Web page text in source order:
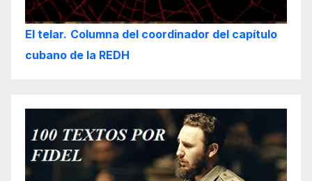
El telar. Columna del coordinador del capítulo
cubano de la REDH